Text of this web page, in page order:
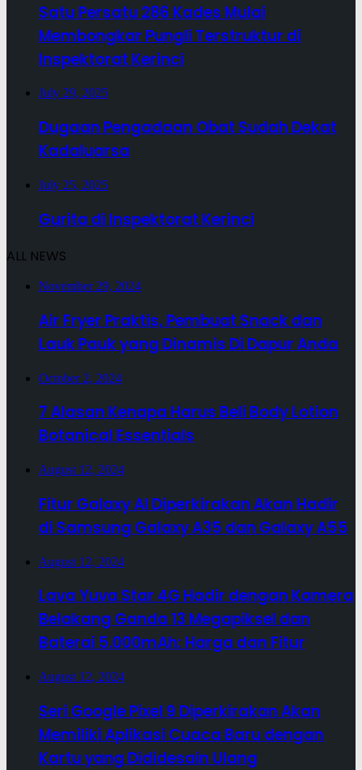
Satu Persatu 286 Kades Mulai
Membongkar Pungli Terstruktur di
Inspektorat Kerinci
July 29, 2025
Dugaan Pengadaan Obat Sudah Dekat
Kadaluarsa
July 25, 2025
Gurita di Inspektorat Kerinci
ALL NEWS
November 29, 2024
Air Fryer Praktis, Pembuat Snack dan
Lauk Pauk yang Dinamis Di Dapur Anda
October 2, 2024
7 Alasan Kenapa Harus Beli Body Lotion
Botanical Essentials
August 12, 2024
Fitur Galaxy AI Diperkirakan Akan Hadir
di Samsung Galaxy A35 dan Galaxy A55
August 12, 2024
Lava Yuva Star 4G Hadir dengan Kamera
Belakang Ganda 13 Megapiksel dan
Baterai 5.000mAh: Harga dan Fitur
August 12, 2024
Seri Google Pixel 9 Diperkirakan Akan
Memiliki Aplikasi Cuaca Baru dengan
Kartu yang Dididesain Ulang